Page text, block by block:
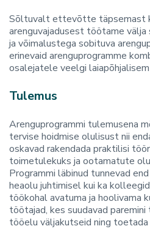
Sõltuvalt ettevõtte täpsemast
arenguvajadusest töötame
ja võimalustega sobituva
erinevaid arenguprogramme
osalejatele veelgi
Tulemus
Arenguprogrammi tulemusena
tervise hoidmise olulisust nii
oskavad rakendada praktilisi
toimetulekuks ja ootamatute
Programmi läbinud tunnevad
heaolu juhtimisel kui ka
töökohal avatuma ja hoolivama
töötajad, kes suudavad
tööelu väljakutseid ning